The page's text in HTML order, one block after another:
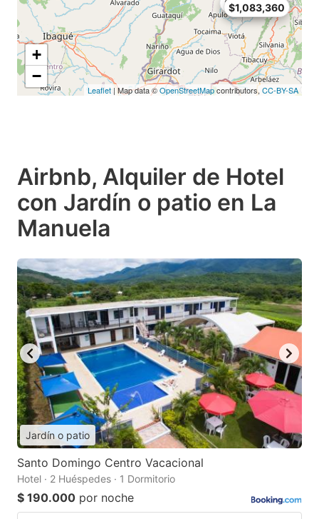
$1,083,360
$76,860
+
−
Leaflet | Map data ©OpenStreetMapcontributors, CC-BY-SA
Airbnb, Alquiler de Hotel
con Jardín o patio en La
Manuela
Jardín o patio
Santo Domingo Centro Vacacional
Hotel · 2 Huéspedes · 1 Dormitorio
$ 190.000 por noche